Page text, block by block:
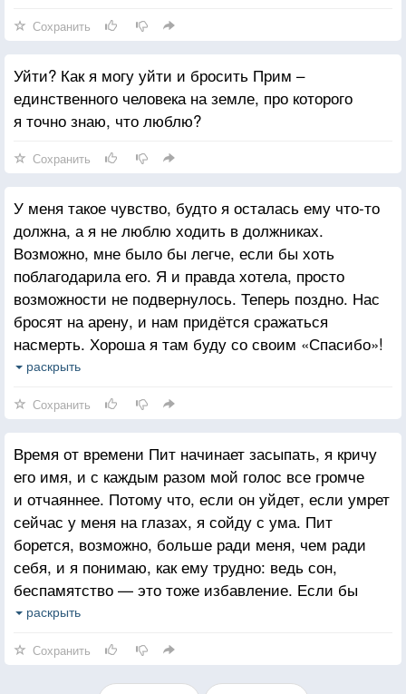
Сохранить
Уйти? Как я могу уйти и бросить Прим –
единственного человека на земле, про которого
я точно знаю, что люблю?
Сохранить
У меня такое чувство, будто я осталась ему что-то
должна, а я не люблю ходить в должниках.
Возможно, мне было бы легче, если бы хоть
поблагодарила его. Я и правда хотела, просто
возможности не подвернулось. Теперь поздно. Нас
бросят на арену, и нам придётся сражаться
насмерть. Хороша я там буду со своим «Спасибо»!
Боюсь, слишком уж натянуто оно звучит, когда
глотку.
раскрыть
Сохранить
Время от времени Пит начинает засыпать, я кричу
его имя, и с каждым разом мой голос все громче
и отчаяннее. Потому что, если он уйдет, если умрет
сейчас у меня на глазах, я сойду с ума. Пит
борется, возможно, больше ради меня, чем ради
себя, и я понимаю, как ему трудно: ведь сон,
беспамятство — это тоже избавление. Если бы
и мне забыться вместе с ним! Но я не смогу —
а значит, я не могу позволить уйти ему. Просто не
раскрыть
Сохранить